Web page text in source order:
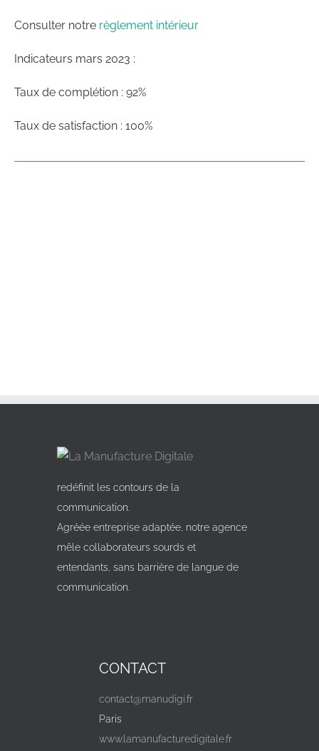
Consulter notre règlement intérieur
Indicateurs mars 2023 :
Taux de complétion : 92%
Taux de satisfaction : 100%
redéfinit les contours de la
communication.
Agréée entreprise adaptée, notre agence
mêle collaborateurs sourds et
entendants, sans barrière de langue de
communication.
CONTACT
contact@manudigi.fr
Paris
www.lamanufacturedigitale.fr